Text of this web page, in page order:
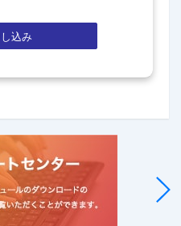
込み